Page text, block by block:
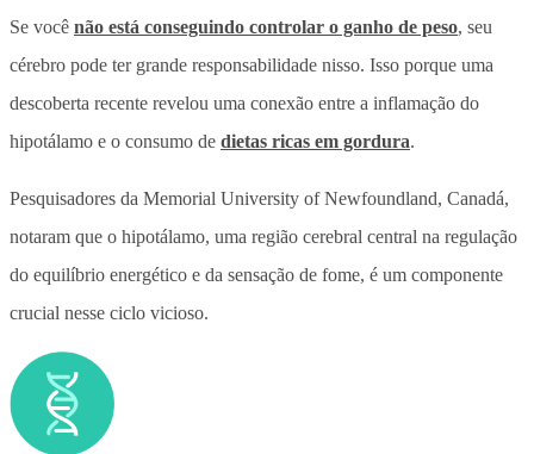
Se você não está conseguindo controlar o ganho de peso, seu
cérebro pode ter grande responsabilidade nisso. Isso porque uma
descoberta recente revelou uma conexão entre a inflamação do
hipotálamo e o consumo de dietas ricas em gordura.
Pesquisadores da Memorial University of Newfoundland, Canadá,
notaram que o hipotálamo, uma região cerebral central na regulação
do equilíbrio energético e da sensação de fome, é um componente
crucial nesse ciclo vicioso.